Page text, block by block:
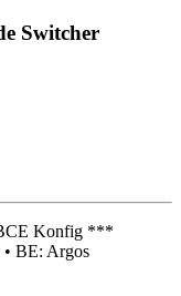
Switcher
Konfig ***
BE: Argos